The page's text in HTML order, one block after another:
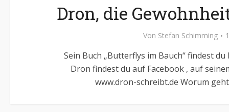
Dron, die
Von Stefan Schimming
Sein Buch „Butterflys im Bauch“ findest
Dron findest du auf Facebook , auf
www.dron-schreibt.de Worum